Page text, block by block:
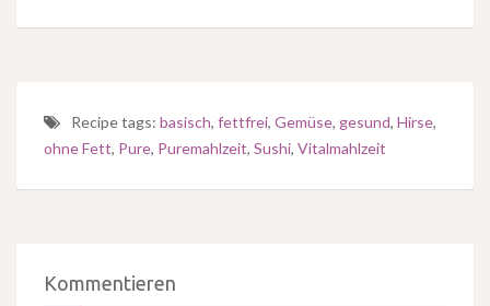
Recipe tags: basisch, fettfrei, Gemüse, gesund, Hirse,
ohne Fett, Pure, Puremahlzeit, Sushi, Vitalmahlzeit
Kommentieren